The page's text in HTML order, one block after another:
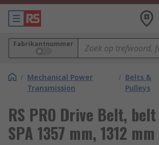
Fabrikantnummer
/ Mechanical Power
Transmission
/ Belts &
Pulleys
RS PRO Drive Belt,
SPA 1357 mm, 1312